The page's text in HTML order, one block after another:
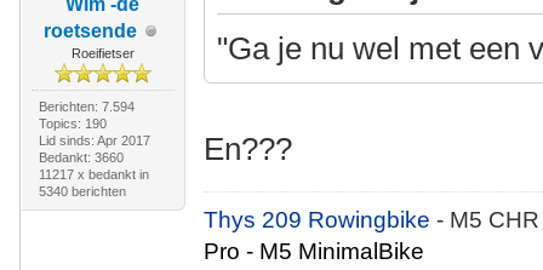
Wim -de
roetsende
Roeifietser
Berichten: 7.594
Topics: 190
Lid sinds: Apr 2017
Bedankt: 3660
11217 x bedankt in
5340 berichten
"Ga je nu wel met een
En???
Thys 209 Rowingbike- M5
Pro - M5 MinimalBike